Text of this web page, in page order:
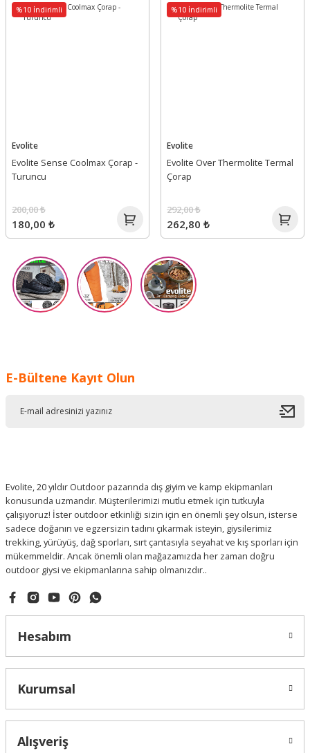
%10 İndirimli
Evolite
Evolite Sense Coolmax Çorap -
Turuncu
180,00 ₺
200,00 ₺
%10 İndirimli
Evolite
Evolite Over Thermolite Termal
Çorap
262,80 ₺
292,00 ₺
E-Bültene Kayıt Olun
Evolite, 20 yıldır Outdoor pazarında dış giyim ve kamp ekipmanları
konusunda uzmandır. Müşterilerimizi mutlu etmek için tutkuyla
çalışıyoruz! İster outdoor etkinliği sizin için en önemli şey olsun, isterse
sadece doğanın ve egzersizin tadını çıkarmak isteyin, giysilerimiz
trekking, yürüyüş, dağ sporları, sırt çantasıyla seyahat ve kış sporları için
mükemmeldir. Ancak önemli olan mağazamızda her zaman doğru
outdoor giysi ve ekipmanlarına sahip olmanızdır..
Hesabım
Kurumsal
Alışveriş